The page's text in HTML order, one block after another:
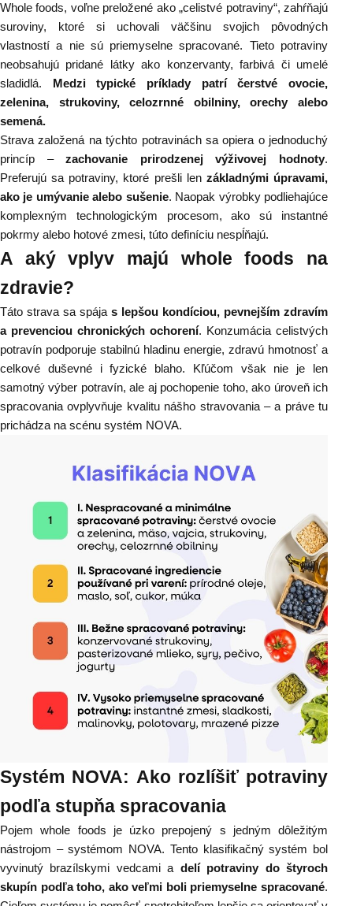
Whole foods, voľne preložené ako „celistvé potraviny“, zahŕňajú
suroviny, ktoré si uchovali väčšinu svojich pôvodných
vlastností a nie sú priemyselne spracované. Tieto potraviny
neobsahujú pridané látky ako konzervanty, farbivá či umelé
sladidlá. Medzi typické príklady patrí čerstvé ovocie,
zelenina, strukoviny,celozrnné obilniny,orechy alebo
semená.
Strava založená na týchto potravinách sa opiera o jednoduchý
princíp –zachovanie prirodzenej výživovej hodnoty.
Preferujú sa potraviny, ktoré prešli len základnými úpravami,
ako je umývanie alebo sušenie. Naopak výrobky podliehajúce
komplexným technologickým procesom, ako sú instantné
pokrmy alebo hotové zmesi, túto definíciu nespĺňajú.
A aký vplyv majú whole foods na
zdravie?
Táto strava sa spája s lepšou kondíciou, pevnejším zdravím
a prevenciou chronických ochorení. Konzumácia celistvých
potravín podporuje stabilnú hladinu energie, zdravú hmotnosť a
celkové duševné i fyzické blaho. Kľúčom však nie je len
samotný výber potravín, ale aj pochopenie toho, ako úroveň ich
spracovania ovplyvňuje kvalitu nášho stravovania – a práve tu
prichádza na scénu systém NOVA.
Systém NOVA: Ako rozlíšiť potraviny
podľa stupňa spracovania
Pojem whole foods je úzko prepojený s jedným dôležitým
nástrojom – systémom NOVA. Tento klasifikačný systém bol
vyvinutý brazílskymi vedcami a delí potraviny do štyroch
skupín podľa toho, ako veľmi boli priemyselne spracované.